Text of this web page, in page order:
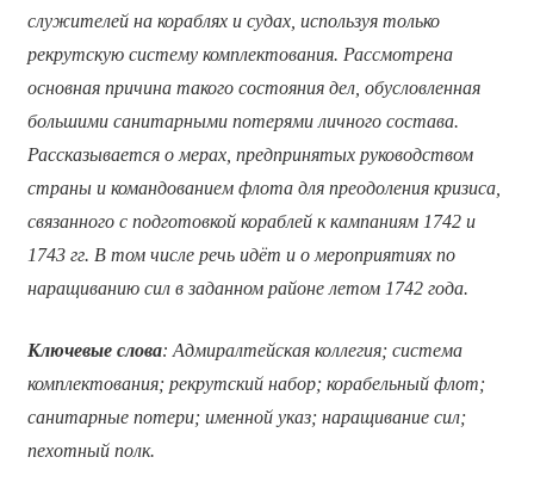
служителей на кораблях и судах, используя только
рекрутскую систему комплектования. Рассмотрена
основная причина такого состояния дел, обусловленная
большими санитарными потерями личного состава.
Рассказывается о мерах, предпринятых руководством
страны и командованием флота для преодоления кризиса,
связанного с подготовкой кораблей к кампаниям 1742 и
1743 гг. В том числе речь идёт и о мероприятиях по
наращиванию сил в заданном районе летом 1742 года.
Ключевые слова: Адмиралтейская коллегия; система
комплектования; рекрутский набор; корабельный флот;
санитарные потери; именной указ; наращивание сил;
пехотный полк.